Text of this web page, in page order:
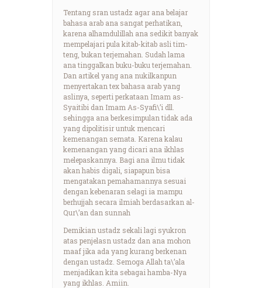
Tentang sran ustadz agar ana belajar
bahasa arab ana sangat perhatikan,
karena alhamdulillah ana sedikit banyak
mempelajari pula kitab-kitab asli tim-
teng, bukan terjemahan. Sudah lama
ana tinggalkan buku-buku terjemahan.
Dan artikel yang ana nukilkanpun
menyertakan tex bahasa arab yang
aslinya, seperti perkataan Imam as-
Syaitibi dan Imam As-Syafi\’i dll.
sehingga ana berkesimpulan tidak ada
yang dipolitisir untuk mencari
kemenangan semata. Karena kalau
kemenangan yang dicari ana ikhlas
melepaskannya. Bagi ana ilmu tidak
akan habis digali, siapapun bisa
mengatakan pemahamannya sesuai
dengan kebenaran selagi ia mampu
berhujjah secara ilmiah berdasarkan al-
Qur\’an dan sunnah
Demikian ustadz sekali lagi syukron
atas penjelasn ustadz dan ana mohon
maaf jika ada yang kurang berkenan
dengan ustadz. Semoga Allah ta\’ala
menjadikan kita sebagai hamba-Nya
yang ikhlas. Amiin.